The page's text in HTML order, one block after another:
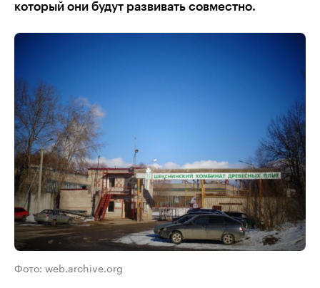
который они будут развивать совместно.
Фото: web.archive.org